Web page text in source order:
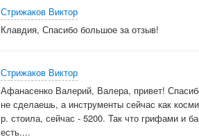
Стрижаков Виктор
Клавдия, Спасибо большое за отзыв!
Стрижаков Виктор
Афанасенко Валерий, Валера, привет!
не сделаешь, а инструменты сейчас как
р. стоила, сейчас - 5200. Так что грифами и
есть....